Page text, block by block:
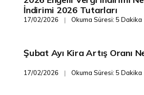
SGK/ İş Hukuku
İndirimi 2026 Tutarları
17/02/2026 ❘ Okuma Süresi: 5 Dakika
Finans/Yönetim
Şubat Ayı Kira Artış Oranı
17/02/2026 ❘ Okuma Süresi: 5 Dakika